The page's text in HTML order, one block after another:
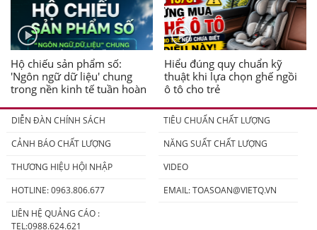
Hộ chiếu sản phẩm số:
'Ngôn ngữ dữ liệu' chung
trong nền kinh tế tuần hoàn
Hiểu đúng quy chuẩn kỹ
thuật khi lựa chọn ghế ngồi
ô tô cho trẻ
DIỄN ĐÀN CHÍNH SÁCH
TIÊU CHUẨN CHẤT LƯỢNG
CẢNH BÁO CHẤT LƯỢNG
NĂNG SUẤT CHẤT LƯỢNG
THƯƠNG HIỆU HỘI NHẬP
VIDEO
HOTLINE: 0963.806.677
EMAIL:TOASOAN@VIETQ.VN
LIÊN HỆ QUẢNG CÁO :
TEL:0988.624.621